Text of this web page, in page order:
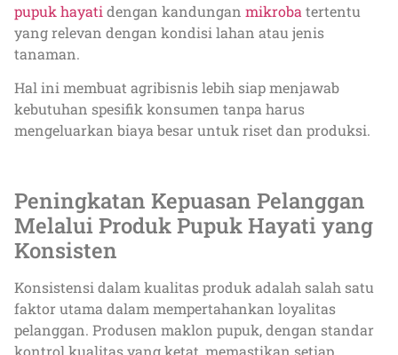
pupuk hayati dengan kandungan mikroba tertentu
yang relevan dengan kondisi lahan atau jenis
tanaman.
Hal ini membuat agribisnis lebih siap menjawab
kebutuhan spesifik konsumen tanpa harus
mengeluarkan biaya besar untuk riset dan produksi.
Peningkatan Kepuasan Pelanggan
Melalui Produk Pupuk Hayati yang
Konsisten
Konsistensi dalam kualitas produk adalah salah satu
faktor utama dalam mempertahankan loyalitas
pelanggan. Produsen maklon pupuk, dengan standar
kontrol kualitas yang ketat, memastikan setiap